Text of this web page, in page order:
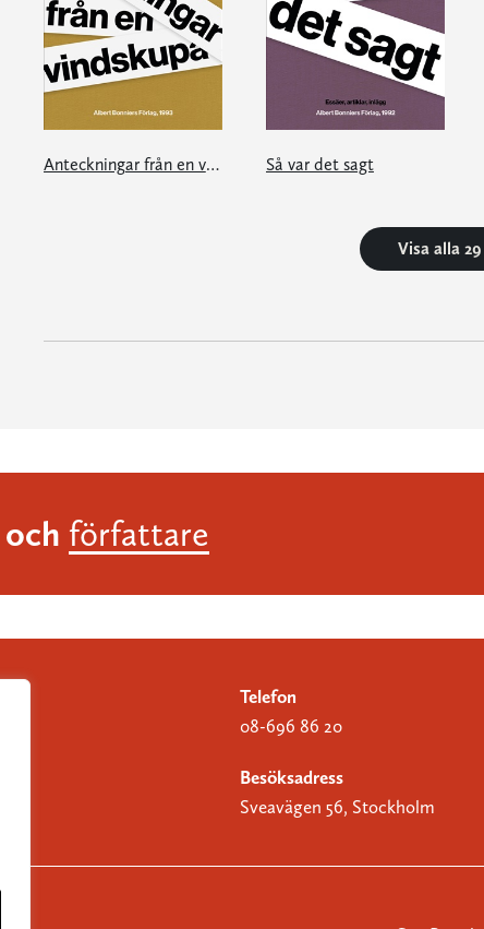
Anteckningar från en vindskupa Så var det sagt
Visa alla
och författare
Telefon
08-696 86 20
Besöksadress
Sveavägen 56, Stockholm